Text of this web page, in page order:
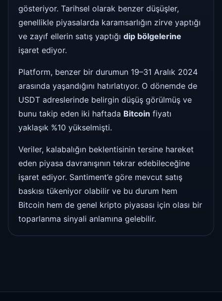
gösteriyor. Tarihsel olarak benzer düşüşler,
genellikle piyasalarda karamsarlığın zirve yaptığı
ve zayıf ellerin satış yaptığı dip bölgelerine
işaret ediyor.
Platform, benzer bir durumun 19–31 Aralık 2024
arasında yaşandığını hatırlatıyor. O dönemde de
USDT adreslerinde belirgin düşüş görülmüş ve
bunu takip eden iki haftada Bitcoin fiyatı
yaklaşık %10 yükselmişti.
Veriler, kalabalığın beklentisinin tersine hareket
eden piyasa davranışının tekrar edebileceğine
işaret ediyor. Santiment’e göre mevcut satış
baskısı tükeniyor olabilir ve bu durum hem
Bitcoin hem de genel kripto piyasası için olası bir
toparlanma sinyali anlamına gelebilir.